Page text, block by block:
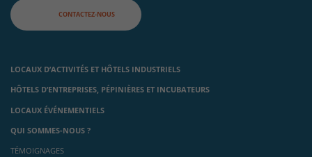
CONTACTEZ-NOUS
LOCAUX D’ACTIVITÉS ET HÔTELS INDUSTRIELS
HÔTELS D’ENTREPRISES, PÉPINIÈRES ET INCUBATEURS
LOCAUX ÉVÉNEMENTIELS
QUI SOMMES-NOUS ?
TÉMOIGNAGES